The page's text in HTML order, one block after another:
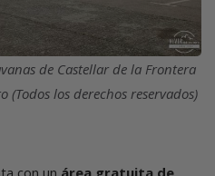
de Castellar de la Frontera
(Todos los derechos reservados)
con un área gratuita de